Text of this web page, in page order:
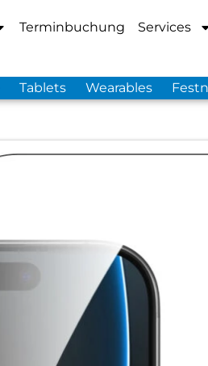
Terminbuchung Services
Tablets Wearables